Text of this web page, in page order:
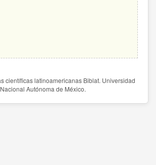
científicas latinoamericanas Biblat. Universidad
Nacional Autónoma de México.